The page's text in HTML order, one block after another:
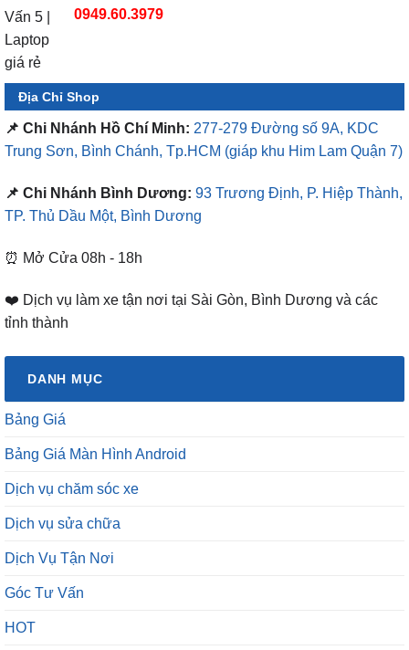
0949.60.3979
Địa Chỉ Shop
📌 Chi Nhánh Hồ Chí Minh: 277-279 Đường số 9A, KDC
Trung Sơn, Bình Chánh, Tp.HCM (giáp khu Him Lam Quận 7)
📌 Chi Nhánh Bình Dương: 93 Trương Định, P. Hiệp Thành,
TP. Thủ Dầu Một, Bình Dương
⏰ Mở Cửa 08h - 18h
❤️ Dịch vụ làm xe tận nơi tại Sài Gòn, Bình Dương và các
tỉnh thành
DANH MỤC
Bảng Giá
Bảng Giá Màn Hình Android
Dịch vụ chăm sóc xe
Dịch vụ sửa chữa
Dịch Vụ Tận Nơi
Góc Tư Vấn
HOT